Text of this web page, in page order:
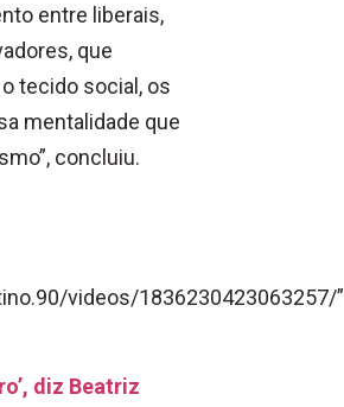
entre liberais,
que
tecido social, os
mentalidade que
concluiu.
videos/1836230423063257/”
diz Beatriz